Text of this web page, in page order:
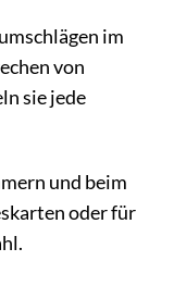
im
von
sie jede
und beim
oder für